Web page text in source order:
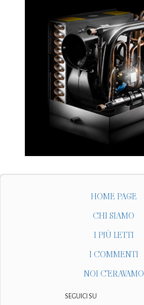
HOME PAGE
CHI SIAMO
I PIÙ LETTI
I COMMENTI
NOI C'ERAVAMO
SEGUICI SU